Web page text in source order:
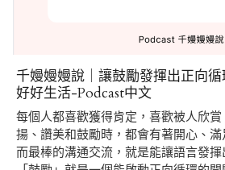
千嫚嫚嫚說｜讓鼓勵發揮出正向
好好生活-Podcast中文
每個人都喜歡獲得肯定，喜歡被人欣
揚、讚美和鼓勵時，都會有著開心、滿
而最棒的溝通交流，就是能讓語言發